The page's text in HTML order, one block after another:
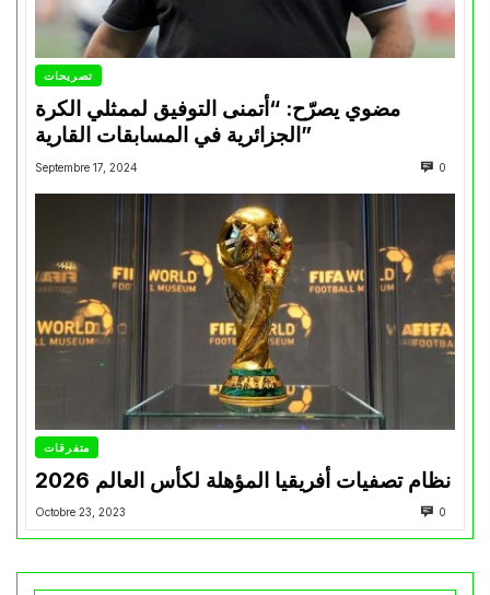
تصريحات
مضوي يصرّح: “أتمنى التوفيق لممثلي الكرة
الجزائرية في المسابقات القارية”
Septembre 17, 2024 0
متفرقات
نظام تصفيات أفريقيا المؤهلة لكأس العالم 2026
Octobre 23, 2023 0